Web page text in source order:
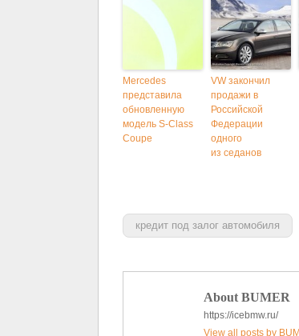
Mercedes
представила
обновленную
модель S-Class
Coupe
VW закончил
продажи в
Российской
Федерации
одного
из седанов
кредит под залог автомобиля
About BUMER
https://icebmw.ru/
View all posts by